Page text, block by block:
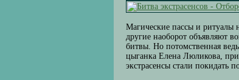
Магические пассы и ритуалы
другие наоборот объявляют
битвы. Но потомственная
цыганка Елена Люликова,
экстрасенсы стали покидать